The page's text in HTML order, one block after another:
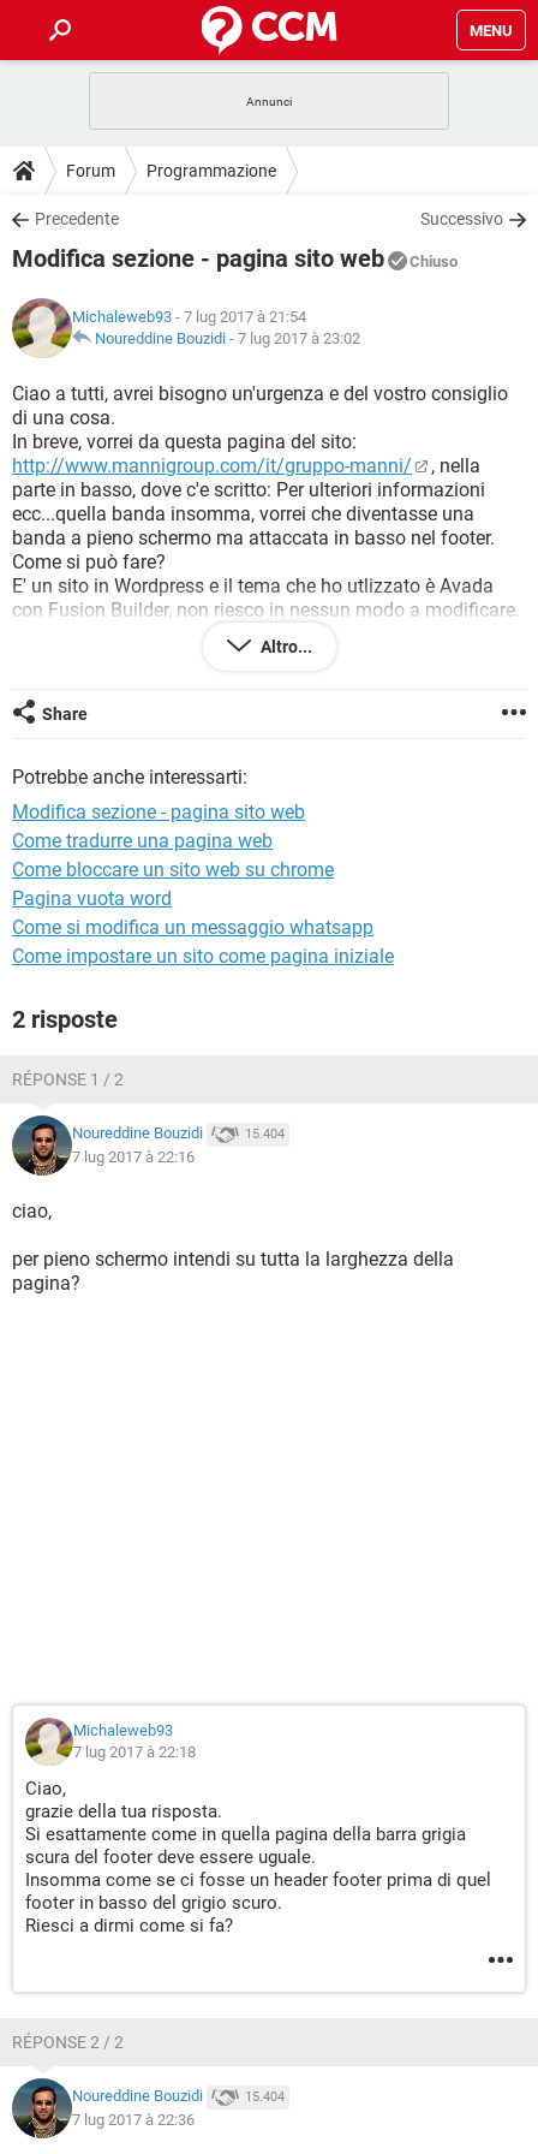
MENU
INTRATTENIMENTO ANDROID
iOS
INSTAGRAM WHATSAPP
TIKTOK
HARDWARE
GUIDE
COVID-19 GAMING
INSTAGRAM WHATSAPP
TIKTOK
HARDWARE
DOWNLOAD
COVID-19 GAMING
INTRATTENIMENTO
iOS WINDOWS 10
INSTAGRAM WHATSAPP
TIKTOK
HARDWARE
COVID-19 GAMING
INTRATTENIMENTO
iOS WINDOWS 10
INSTAGRAM WHATSAPP
TIKTOK FACEBOOK
HARDWARE
GLOSSARIO
COVID-19
INTRATTENIMENTO
iOS WINDOWS 10
INSTAGRAM WHATSAPP
TIKTOK FACEBOOK
HARDWARE
Forum Programmazione
Precedente Successivo
Modifica sezione - pagina sito web Chiuso
Michaleweb93 - 7 lug 2017 à 21:54
Noureddine Bouzidi - 7 lug 2017 à 23:02
Ciao a tutti, avrei bisogno un'urgenza e del vostro consiglio
di una cosa.
In breve, vorrei da questa pagina del sito:
http://www.mannigroup.com/it/gruppo-manni/
, nella
parte in basso, dove c'e scritto: Per ulteriori informazioni
ecc...quella banda insomma, vorrei che diventasse una
banda a pieno schermo ma attaccata in basso nel footer.
Come si può fare?
E' un sito in Wordpress e il tema che ho utlizzato è Avada
con Fusion Builder, non riesco in nessun modo a modificare.
Spero di essere stato chiaro.
Ciao.
Michael
Altro...
Share
Potrebbe anche interessarti:
Modifica sezione - pagina sito web
Come tradurre una pagina web
Come bloccare un sito web su chrome
Pagina vuota word
Come si modifica un messaggio whatsapp
Come impostare un sito come pagina iniziale
2 risposte
RÉPONSE 1 / 2
Noureddine Bouzidi 15.404
7 lug 2017 à 22:16
ciao,
per pieno schermo intendi su tutta la larghezza della
pagina?
Michaleweb93
7 lug 2017 à 22:18
Ciao,
grazie della tua risposta.
Si esattamente come in quella pagina della barra grigia
scura del footer deve essere uguale.
Insomma come se ci fosse un header footer prima di quel
footer in basso del grigio scuro.
Riesci a dirmi come si fa?
RÉPONSE 2 / 2
Noureddine Bouzidi 15.404
7 lug 2017 à 22:36